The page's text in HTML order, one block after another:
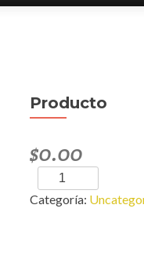
Producto
$0.00
Producto
cantidad
Categoría: